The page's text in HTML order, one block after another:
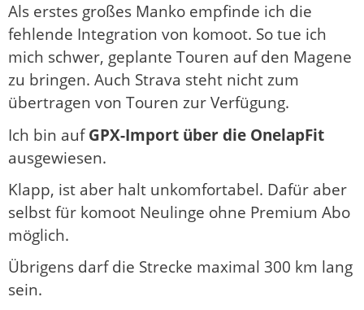
Als erstes großes Manko empfinde ich die
fehlende Integration von komoot. So tue ich
mich schwer, geplante Touren auf den Magene
zu bringen. Auch Strava steht nicht zum
übertragen von Touren zur Verfügung.
Ich bin aufGPX-Import über die OnelapFit
ausgewiesen.
Klapp, ist aber halt unkomfortabel. Dafür aber
selbst für komoot Neulinge ohne Premium Abo
möglich.
Übrigens darf die Strecke maximal 300 km lang
sein.